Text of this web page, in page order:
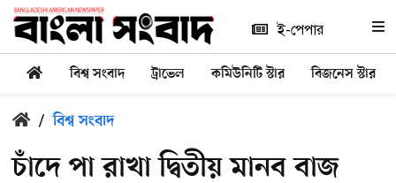
ই-পেপার
বিশ্ব সংবাদ ট্রাভেল কমিউনিটি স্টার বিজনেস স্টার
/ বিশ্ব সংবাদ
চাঁদে পা রাখা দ্বিতীয় মানব বাজ